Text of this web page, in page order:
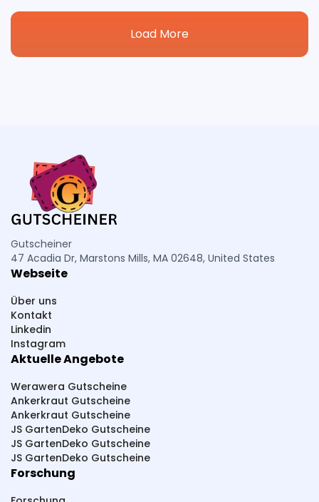
Load More
Gutscheiner
47 Acadia Dr, Marstons Mills, MA 02648, United States
Webseite
Über uns
Kontakt
Linkedin
Instagram
Aktuelle Angebote
Werawera Gutscheine
Ankerkraut Gutscheine
Ankerkraut Gutscheine
JS GartenDeko Gutscheine
JS GartenDeko Gutscheine
JS GartenDeko Gutscheine
Forschung